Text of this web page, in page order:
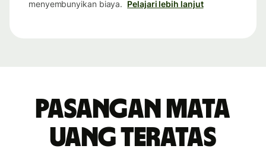
menyembunyikan biaya. Pelajari lebih lanjut
Pasangan mata
uang teratas